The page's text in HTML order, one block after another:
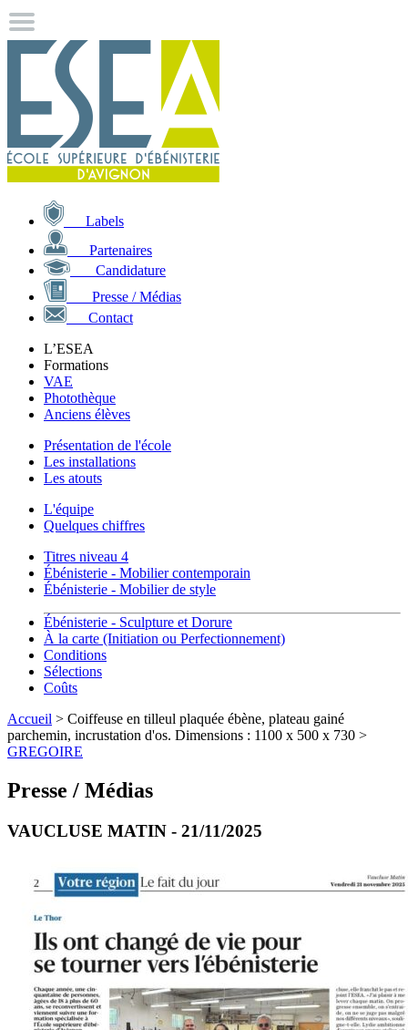
Labels
Partenaires
Candidature
Presse / Médias
Contact
L’ESEA
Formations
VAE
Photothèque
Anciens élèves
Présentation de l'école
Les installations
Les atouts
L'équipe
Quelques chiffres
Titres niveau 4
Ébénisterie - Mobilier contemporain
Ébénisterie - Mobilier de style
Ébénisterie - Sculpture et Dorure
À la carte (Initiation ou Perfectionnement)
Conditions
Sélections
Coûts
Accueil > Coiffeuse en tilleul plaquée ébène, plateau gainé
parchemin, incrustation d'os. Dimensions : 1100 x 500 x 730 >
GREGOIRE
Presse / Médias
VAUCLUSE MATIN - 21/11/2025